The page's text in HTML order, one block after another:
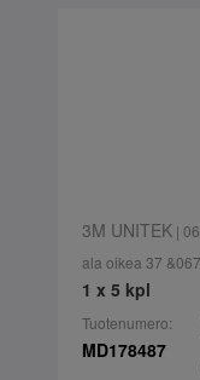
3M UNITEK|
ala oikea 37
1 x 5 kpl
Tuotenumero:
MD178487